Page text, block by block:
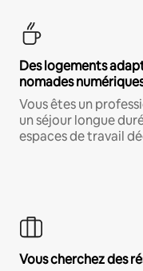
Des logements
nomades
Vous êtes un
un séjour longue
espaces de travail
Vous cherchez des